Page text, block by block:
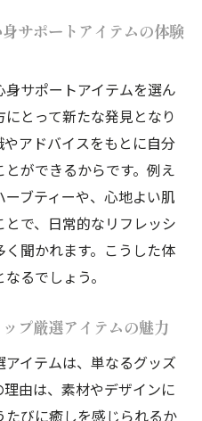
サポートアイテムの体験
サポートアイテムを選ん
とって新たな発見となり
アドバイスをもとに自分
ができるからです。例え
ブティーや、心地よい肌
で、日常的なリフレッシ
聞かれます。こうした体
るでしょう。
プ厳選アイテムの魅力
イテムは、単なるグッズ
由は、素材やデザインに
びに癒しを感じられるか